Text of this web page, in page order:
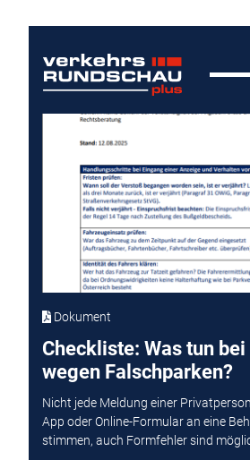
Dokument
Checkliste: Was tun
wegen Falschparken?
Nicht jede Meldung einer
App oder Online-Formular an eine
stimmen, auch Formfehler sind